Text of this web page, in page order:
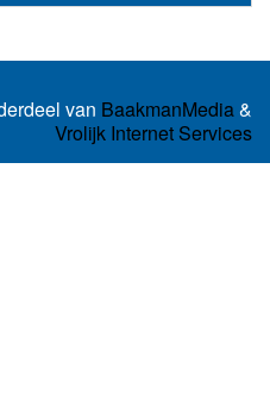
van BaakmanMedia&
Vrolijk Internet Services